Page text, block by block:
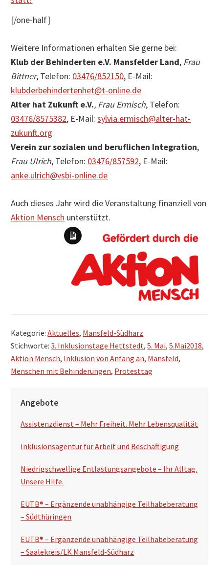
[/one-half]
Weitere Informationen erhalten Sie gerne bei:
Klub der Behinderten e.V. Mansfelder Land, Frau
Bittner, Telefon: 03476/852150, E-Mail:
klubderbehindertenhet@t-online.de
Alter hat Zukunft e.V., Frau Ermisch, Telefon:
03476/8575382, E-Mail:sylvia.ermisch@alter-hat-
zukunft.org
Verein zur sozialen und beruflichen Integration,
Frau Ulrich, Telefon: 03476/857592, E-Mail:
anke.ulrich@vsbi-online.de
Auch dieses Jahr wird die Veranstaltung finanziell von
Aktion Mensch unterstützt.
Lange
Beschreibung
Kategorie:Aktuelles, Mansfeld-Südharz
Stichworte:3. Inklusionstage Hettstedt,5. Mai,5.Mai2018,
Aktion Mensch, Inklusion von Anfang an, Mansfeld,
Menschen mit Behinderungen, Protesttag
Angebote
Assistenzdienst – Mehr Freiheit. Mehr Lebensqualität
Inklusionsagentur für Arbeit und Beschäftigung
Niedrigschwellige Entlastungsangebote – Ihr Alltag.
Unsere Hilfe.
EUTB® – Ergänzende unabhängige Teilhabeberatung
– Südthüringen
EUTB® – Ergänzende unabhängige Teilhabeberatung
– Saalekreis/LK Mansfeld-Südharz